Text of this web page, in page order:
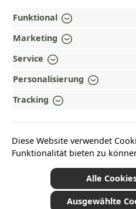
Vertrag
GESETZLICHE
ZAHLUNGS- UND
AUSGEZEICHNET UND
WARUM HEAD-SHOP.DE?
UNSERE COMMUNITIES
*Alle Preise inkl. gesetzl.
Funktional
Marketing
Service
Personalisierung
Tracking
Diese Website verwendet
Funktionalität bieten zu
Alle
Ausgewählte